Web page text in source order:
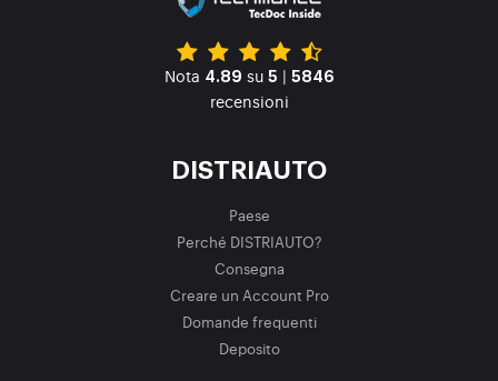
Nota 4.89 su 5 | 5846
recensioni
DISTRIAUTO
Paese
Perché DISTRIAUTO?
Consegna
Creare un Account Pro
Domande frequenti
Deposito